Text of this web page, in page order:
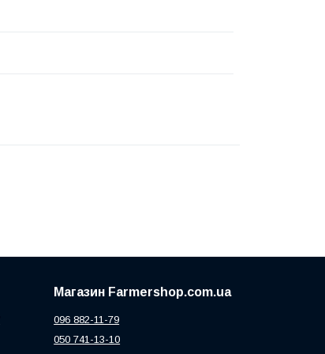
Магазин Farmershop.com.ua
096 882-11-79
050 741-13-10